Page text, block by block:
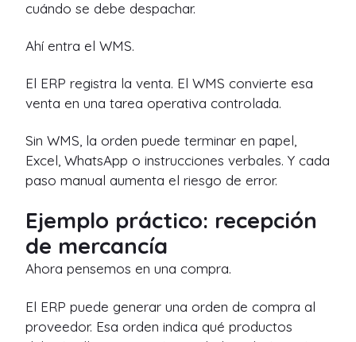
cuándo se debe despachar.
Ahí entra el WMS.
El ERP registra la venta. El WMS convierte esa
venta en una tarea operativa controlada.
Sin WMS, la orden puede terminar en papel,
Excel, WhatsApp o instrucciones verbales. Y cada
paso manual aumenta el riesgo de error.
Ejemplo práctico: recepción
de mercancía
Ahora pensemos en una compra.
El ERP puede generar una orden de compra al
proveedor. Esa orden indica qué productos